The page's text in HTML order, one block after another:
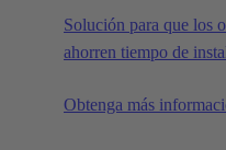
Solución para que los
ahorren tiempo de
Obtenga más